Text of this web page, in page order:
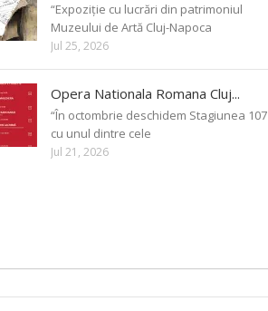
“Expoziție cu lucrări din patrimoniul
Muzeului de Artă Cluj-Napoca
Jul 25, 2026
Opera Nationala Romana Cluj...
“În octombrie deschidem Stagiunea 107
cu unul dintre cele
Jul 21, 2026